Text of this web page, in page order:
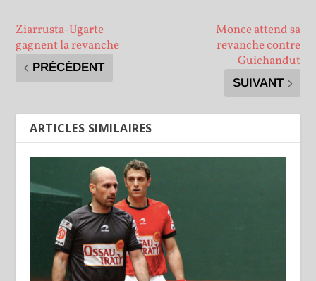
Ziarrusta-Ugarte
gagnent la revanche
PRÉCÉDENT
Monce attend sa
revanche contre
Guichandut
SUIVANT
ARTICLES SIMILAIRES